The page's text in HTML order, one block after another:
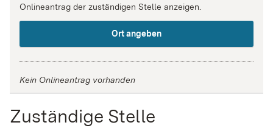
Onlineantrag der zuständigen Stelle anzeigen.
Ort angeben
Kein Onlineantrag vorhanden
Zuständige Stelle